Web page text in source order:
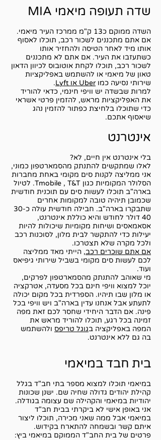
שדה תעופה מיאמי MIA
השדה ממוקם כ13 ק"מ ממרכז העיר מיאמי.
אם אתם מתכננים לשכור רכב, תוכלו לאסוף
אותו מיד לאחר הטיסה ולהחזיר אותו
כשתעזבו את העיר. אם אתם לא מתכננים
לשכור רכב, תוכלו לקחת אוטובוס לכיוון הדאון
טאון של מיאמי או להשתמש באפליקציות
שירותי נסיעה כמוUber או Lyft
.
למרות שבשדה יש וויפי חינמי, כדאי להוריד
את האפליקציות מראש, להזמין פרטי אשראי
כדי שתוכלו בלחיצת כפתור להזמין נהג
שיאסוף אתכם.
אינטרנט
בלי אינטרנט אין חיים, לא?
לאלו שמתקשים להתנתק מהסמארטפון כמוני,
אני ממליצה לקנות סים מקומי באחת מחברות
הסלולר המקומיות כגון Tmobile , T&T. לטיול
בארה"ב תוכלו לעשות סים עם תוכנית חודשית
שכמובן תיהיה טובה למקומות אחרים
שתבקרו בארה"ב. חבילה חודשית עולה כ30-
40 דולר לחודש והיא כוללת אינטרנט,
אסאמאסים ושיחות מקומיות שיכולות להיות
יעילות כדי להתקשר לבית מלון, לסוכנות רכב
ולכל מקרה שלא תצטרכו.
אם אתם שוכרים רכב, הייתי מאד ממליצה
לכם לעשות סים מקומי בשביל שירותי גיפיאס
ועוד.
מי שאוהב להתנתק מהסמארטפון לפרקים,
יוכל למצוא וויפי חינם בכל מסעדה, אטרקציה
או מלון שבו תיהיו. הספרדית בכל מקום יכולה
לתעתע אבל אנחנו עדין בארה"ב ויש וויפי בכל
פינה. אם הדבר היחידי שחסר לכם זאת מפה
זמינה בכל רגע, תוכלו להוריד מראש את
המפה באפליקציה בגוגל טריפס ולהשתמש
בה גם ללא אינטרנט.
בית חבד במיאמי
במיאמי תוכלו למצוא מספר בתי חב"ד בגלל
קהילת יהודים גדולה שחיה שם. ישנן שכונות
יהודיות במיאמי והקהילה שם עצומה בגודלה.
אני באופן אישי לא ביקרתי בבית חב"ד
במיאמי אבל ממה שאני מכירה, תוכלו ליצור
איתם קשר ובשמחה להתארח בקידוש.
פרטים של בית החב"ד הממוקם במיאמי ביץ: